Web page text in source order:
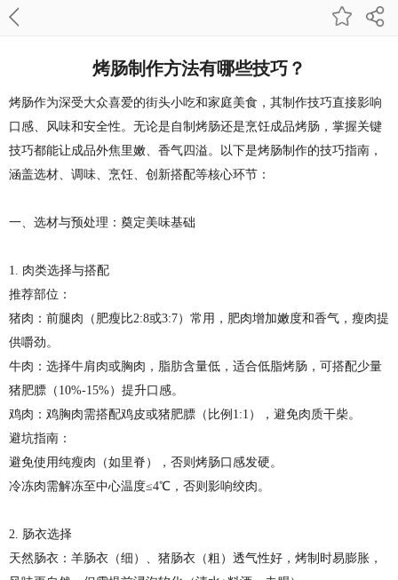
烤肠制作方法有哪些技巧？
烤肠作为深受大众喜爱的街头小吃和家庭美食，其制作技巧直接影响
口感、风味和安全性。无论是自制烤肠还是烹饪成品烤肠，掌握关键
技巧都能让成品外焦里嫩、香气四溢。以下是烤肠制作的技巧指南，
涵盖选材、调味、烹饪、创新搭配等核心环节：
一、选材与预处理：奠定美味基础
1. 肉类选择与搭配
推荐部位：
猪肉：前腿肉（肥瘦比2:8或3:7）常用，肥肉增加嫩度和香气，瘦肉提
供嚼劲。
牛肉：选择牛肩肉或胸肉，脂肪含量低，适合低脂烤肠，可搭配少量
猪肥膘（10%-15%）提升口感。
鸡肉：鸡胸肉需搭配鸡皮或猪肥膘（比例1:1），避免肉质干柴。
避坑指南：
避免使用纯瘦肉（如里脊），否则烤肠口感发硬。
冷冻肉需解冻至中心温度≤4℃，否则影响绞肉。
2. 肠衣选择
天然肠衣：羊肠衣（细）、猪肠衣（粗）透气性好，烤制时易膨胀，